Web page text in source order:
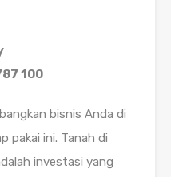
100
bisnis Anda di
pakai ini. Tanah di
investasi yang